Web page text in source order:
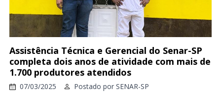
Assistência Técnica e Gerencial do Senar-SP
completa dois anos de atividade com mais de
1.700 produtores atendidos
07/03/2025 Postado por SENAR-SP